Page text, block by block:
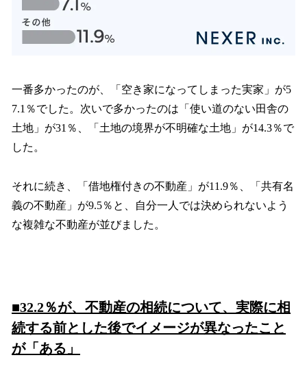
一番多かったのが、「空き家になってしまった実家」が5
7.1％でした。次いで多かったのは「使い道のない田舎の
土地」が31％、「土地の境界が不明確な土地」が14.3％で
した。
それに続き、「借地権付きの不動産」が11.9％、「共有名
義の不動産」が9.5％と、自分一人では決められないよう
な複雑な不動産が並びました。
■32.2％が、不動産の相続について、実際に相
続する前とした後でイメージが異なったこと
が「ある」